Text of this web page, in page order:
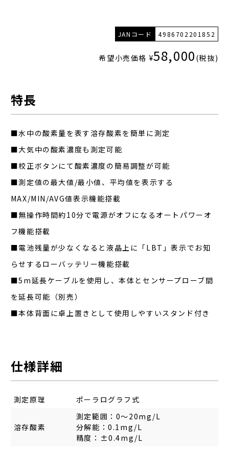
JANコード 4986702201852
希望小売価格 ¥58,000 (税抜)
特長
■水中の酸素量を表す溶存酸素を簡単に測定
■大気中の酸素濃度も測定可能
■校正ボタンにて酸素濃度の簡易調整が可能
■測定値の最大値/最小値、平均値を表示する
MAX/MIN/AVG値表示機能搭載
■無操作時間約10分で電源がオフになるオートパワーオ
フ機能搭載
■電池残量が少なくなると液晶上に「LBT」表示でお知
らせするローバッテリー機能搭載
■5m延長ケーブルを使用し、本体とセンサープローブ間
を延長可能（別売）
■本体背面に卓上置きとして使用しやすいスタンド付き
仕様詳細
測定原理 ポーラログラフ式
溶存酸素
測定範囲：0～20mg/L
分解能：0.1mg/L
精度：±0.4mg/L